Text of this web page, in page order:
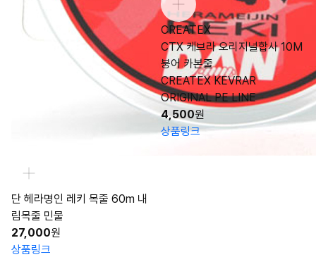
단 헤라명인 레키 목줄 60m 내
림목줄 민물
27,000원
상품링크
CREATEX
CTX 케브라 오리지널합사 10M
붕어 카본줄
CREATEX KEVRAR
ORIGINAL PE LINE
4,500원
상품링크